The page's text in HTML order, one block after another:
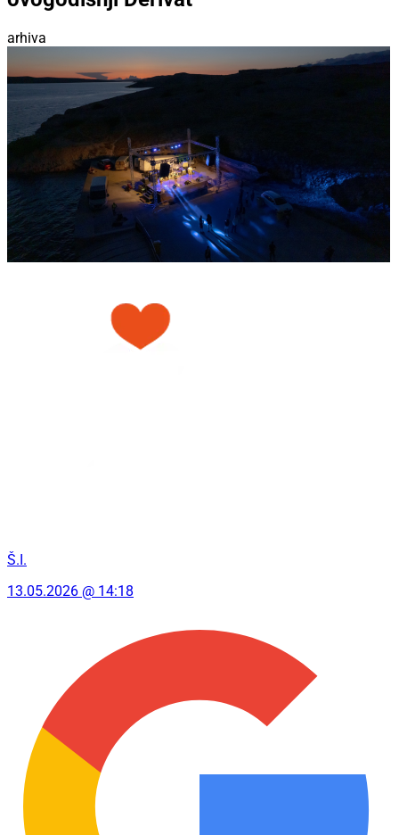
arhiva
Š.I.
13.05.2026 @ 14:18